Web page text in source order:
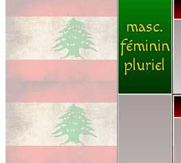
masc.
féminin
pluriel